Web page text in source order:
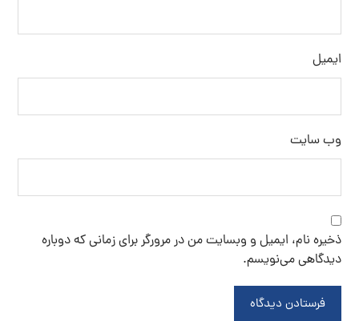
ایمیل
وب‌ سایت
ذخیره نام، ایمیل و وبسایت من در مرورگر برای زمانی که دوباره
دیدگاهی می‌نویسم.
فرستادن دیدگاه